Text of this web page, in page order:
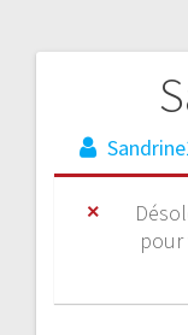
pour